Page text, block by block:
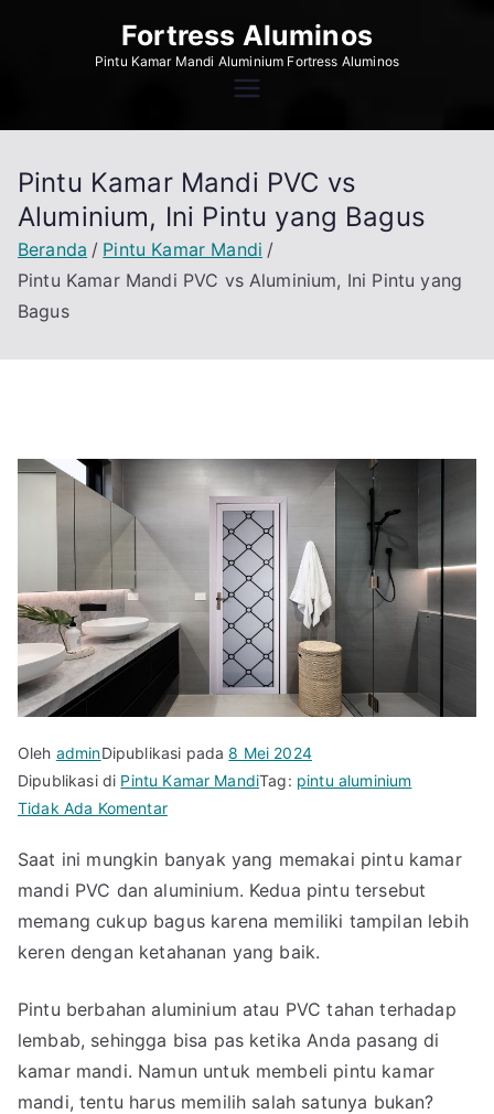
Fortress Aluminos
Pintu Kamar Mandi Aluminium Fortress Aluminos
Pintu Kamar Mandi PVC vs
Aluminium, Ini Pintu yang Bagus
Beranda
Pintu Kamar Mandi
Pintu Kamar Mandi PVC vs Aluminium, Ini Pintu yang
Bagus
Oleh adminDipublikasi pada8 Mei 2024
Dipublikasi di Pintu Kamar MandiTag: pintu aluminium
Tidak Ada Komentarpada
Kamar
Mandi
PVC
vs
Bagus
Saat ini mungkin banyak yang memakai pintu kamar
mandi PVC dan aluminium. Kedua pintu tersebut
memang cukup bagus karena memiliki tampilan lebih
keren dengan ketahanan yang baik.
Pintu berbahan aluminium atau PVC tahan terhadap
lembab, sehingga bisa pas ketika Anda pasang di
kamar mandi. Namun untuk membeli pintu kamar
mandi, tentu harus memilih salah satunya bukan?